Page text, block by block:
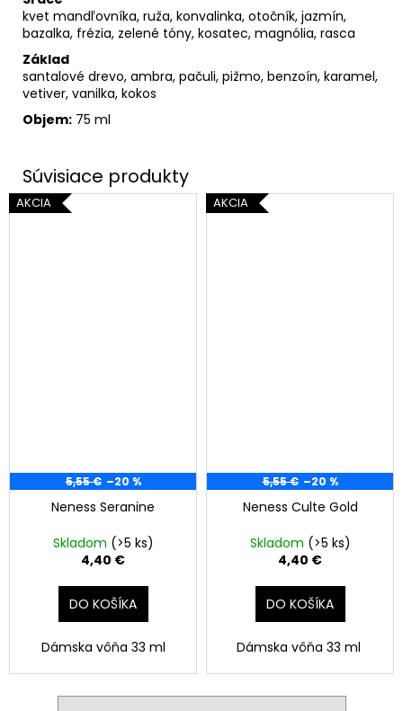
kvet mandľovníka, ruža, konvalinka, otočník, jazmín,
bazalka, frézia, zelené tóny, kosatec, magnólia, rasca
Základ
santalové drevo, ambra, pačuli, pižmo, benzoín, karamel,
vetiver, vanilka, kokos
Objem: 75 ml
AKCIA
5,55 € –20 %
Neness Seranine
Skladom (>5 ks)
4,40 €
DO KOŠÍKA
Dámska vôňa 33 ml
AKCIA
5,55 € –20 %
Neness Culte Gold
Skladom (>5 ks)
4,40 €
DO KOŠÍKA
Dámska vôňa 33 ml